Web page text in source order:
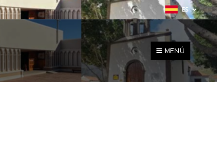
ES
MENÚ